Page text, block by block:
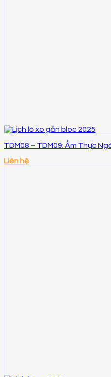
TDM08 – TDM09: Ẩm Thực
Liên hệ